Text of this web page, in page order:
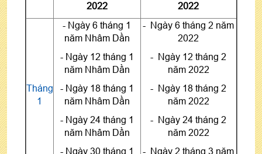
2022
2022
Tháng
1
- Ngày 6 tháng 1
năm Nhâm Dần
- Ngày 12 tháng 1
năm Nhâm Dần
- Ngày 18 tháng 1
năm Nhâm Dần
- Ngày 24 tháng 1
năm Nhâm Dần
- Ngày 30 tháng 1
- Ngày 6 tháng 2 năm
2022
- Ngày 12 tháng 2
năm 2022
- Ngày 18 tháng 2
năm 2022
- Ngày 24 tháng 2
năm 2022
- Ngày 2 tháng 3 năm